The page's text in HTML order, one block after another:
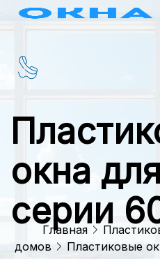
окна
серии
Главная
домов
Пластиковые